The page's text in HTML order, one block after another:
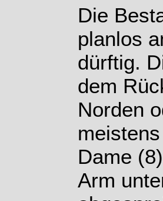
Die
planlos
dürftig.
dem
Norden
Dame
Arm